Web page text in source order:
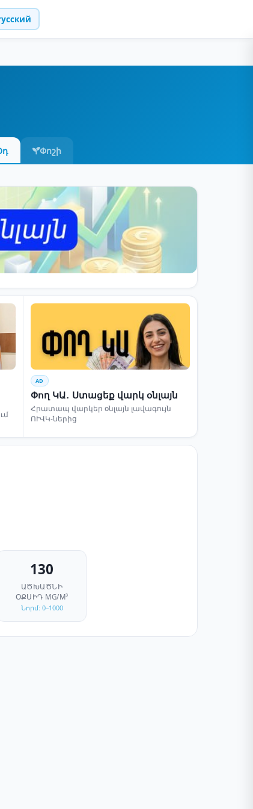
Փոշի
AD
Փող ԿԱ․ Ստացեք վարկ օնլայն
Հրատապ վարկեր օնլայն լավագույն
ՈՒՎԿ-ներից
130
ԱԾԽԱԾՆԻ
ՕՔՍԻԴ ΜG/M³
Նորմ: 0–1000